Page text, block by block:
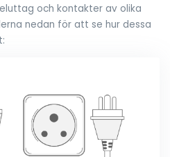
och kontakter av olika
nedan för att se hur dessa